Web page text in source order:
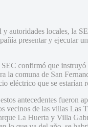
autoridades locales, la
presentar y ejecutar
confirmó que instruyó
la comuna de San
eléctrico que se estarían
antecedentes fueron
vecinos de las villas
La Huerta y Villa